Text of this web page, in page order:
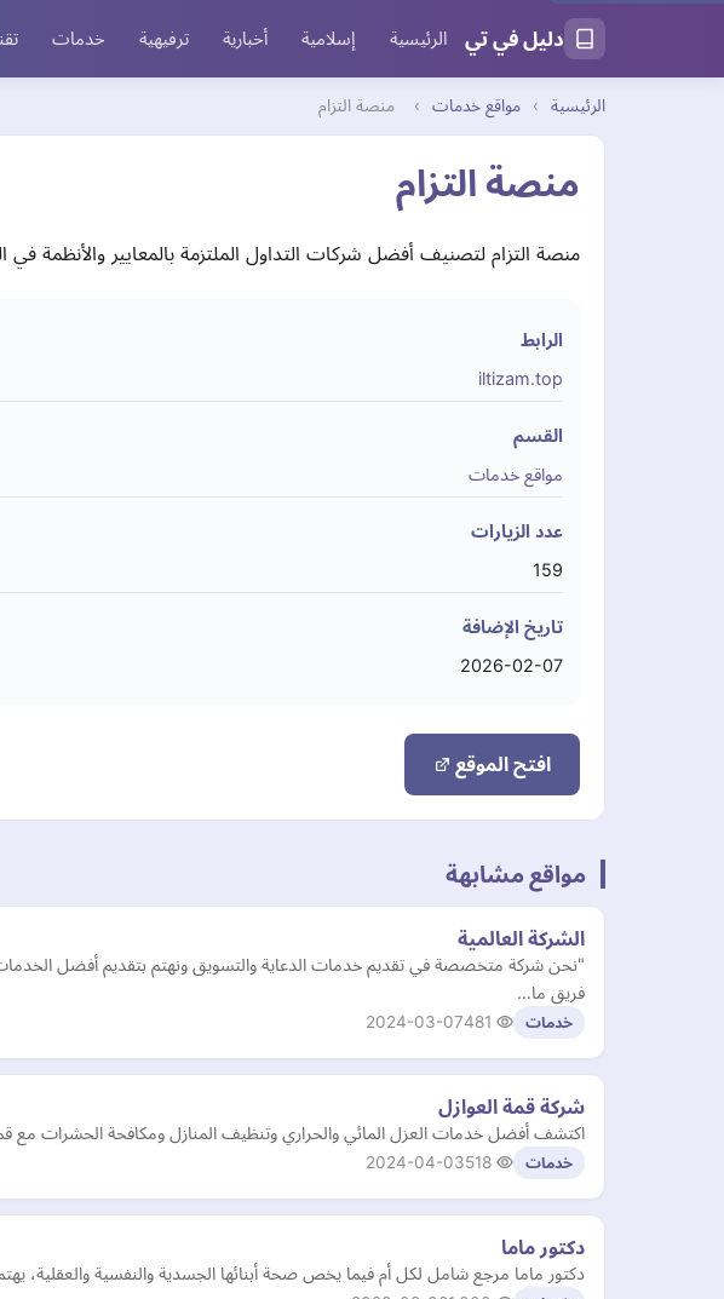
دليل في تي الرئيسية إسلامية أخبارية ترفيهية خدمات
الرئيسية › مواقع خدمات › منصة التزام
منصة التزام
منصة التزام لتصنيف أفضل شركات التداول الملتزمة بالمعايير والأنظمة في
الرابط
iltizam.top
القسم
مواقع خدمات
عدد الزيارات
159
تاريخ الإضافة
2026-02-07
افتح الموقع
مواقع مشابهة
الشركة العالمية
"نحن شركة متخصصة في تقديم خدمات الدعاية والتسويق ونهتم بتقديم أفضل
فريق ما…
خدمات 2024-03-07
شركة قمة العوازل
اكتشف أفضل خدمات العزل المائي والحراري وتنظيف المنازل ومكافحة الحشرات مع قمة
خدمات 2024-04-03
دكتور ماما
دكتور ماما مرجع شامل لكل أم فيما يخص صحة أبنائها الجسدية والنفسية والعقلية،